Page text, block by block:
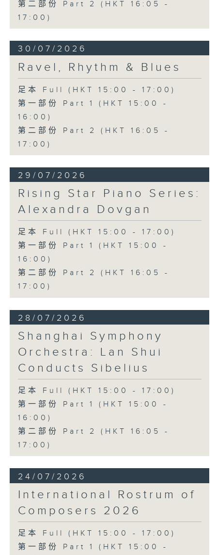
第二部份 Part 2 (HKT 16:05 -
17:00)
30/07/2026
Ravel, Rhythm & Blues
足本 Full (HKT 15:00 - 17:00)
第一部份 Part 1 (HKT 15:00 -
16:00)
第二部份 Part 2 (HKT 16:05 -
17:00)
29/07/2026
Rising Star Piano Series:
Alexandra Dovgan
足本 Full (HKT 15:00 - 17:00)
第一部份 Part 1 (HKT 15:00 -
16:00)
第二部份 Part 2 (HKT 16:05 -
17:00)
28/07/2026
Shanghai Symphony
Orchestra: Lan Shui
Conducts Sibelius
足本 Full (HKT 15:00 - 17:00)
第一部份 Part 1 (HKT 15:00 -
16:00)
第二部份 Part 2 (HKT 16:05 -
17:00)
24/07/2026
International Rostrum of
Composers 2026
足本 Full (HKT 15:00 - 17:00)
第一部份 Part 1 (HKT 15:00 -